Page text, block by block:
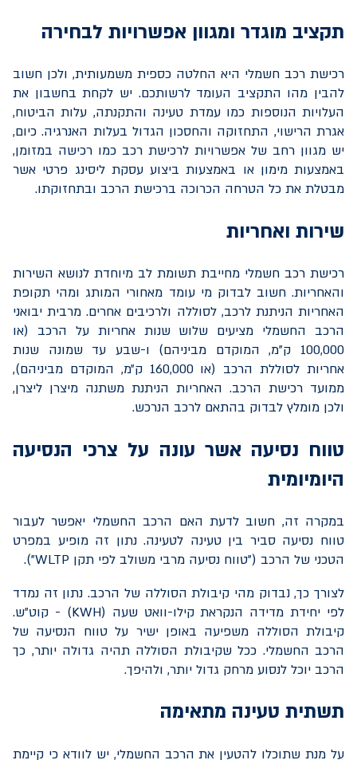
תקציב מוגדר ומגוון אפשרויות לבחירה
רכישת רכב חשמלי היא החלטה כספית משמעותית, ולכן חשוב
להבין מהו התקציב העומד לרשותכם. יש לקחת בחשבון את
העלויות הנוספות כמו עמדת טעינה והתקנתה, עלות הביטוח,
אגרת הרישוי, התחזוקה והחסכון הגדול בעלות האנרגיה. כיום,
יש מגוון רחב של אפשרויות לרכישת רכב כמו רכישה במזומן,
באמצעות מימון או באמצעות ביצוע עסקת ליסינג פרטי אשר
מבטלת את כל הטרחה הכרוכה ברכישת הרכב ובתחזוקתו.
שירות ואחריות
רכישת רכב חשמלי מחייבת תשומת לב מיוחדת לנושא השירות
והאחריות. חשוב לבדוק מי עומד מאחורי המותג ומהי תקופת
האחריות הניתנת לרכב, לסוללה ולרכיבים אחרים. מרבית יבואני
הרכב החשמלי מציעים שלוש שנות אחריות על הרכב (או
100,000 ק"מ, המוקדם מביניהם) ו-שבע עד שמונה שנות
אחריות לסוללת הרכב (או 160,000 ק״מ, המוקדם מביניהם),
ממועד רכישת הרכב. האחריות הניתנת משתנה מיצרן ליצרן,
ולכן מומלץ לבדוק בהתאם לרכב הנרכש.
טווח נסיעה אשר עונה על צרכי הנסיעה
היומיומית
במקרה זה, חשוב לדעת האם הרכב החשמלי יאפשר לעבור
טווח נסיעה סביר בין טעינה לטעינה. נתון זה מופיע במפרט
הטכני של הרכב ("טווח נסיעה מרבי משולב לפי תקן WLTP
").
לצורך כך, נבדוק מהי קיבולת הסוללה של הרכב. נתון זה נמדד
לפי יחידת מדידה הנקראת קילו-וואט שעה (KWH) - קוט"ש.
קיבולת הסוללה משפיעה באופן ישיר על טווח הנסיעה של
הרכב החשמלי. ככל שקיבולת הסוללה תהיה גדולה יותר, כך
הרכב יוכל לנסוע מרחק גדול יותר, ולהיפך.
תשתית טעינה מתאימה
על מנת שתוכלו להטעין את הרכב החשמלי, יש לוודא כי קיימת